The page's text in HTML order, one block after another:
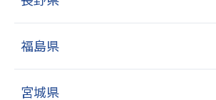
福島県
宮城県